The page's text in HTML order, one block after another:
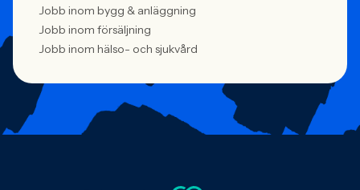
Jobb inom bygg & anläggning
Jobb inom försäljning
Jobb inom hälso- och sjukvård